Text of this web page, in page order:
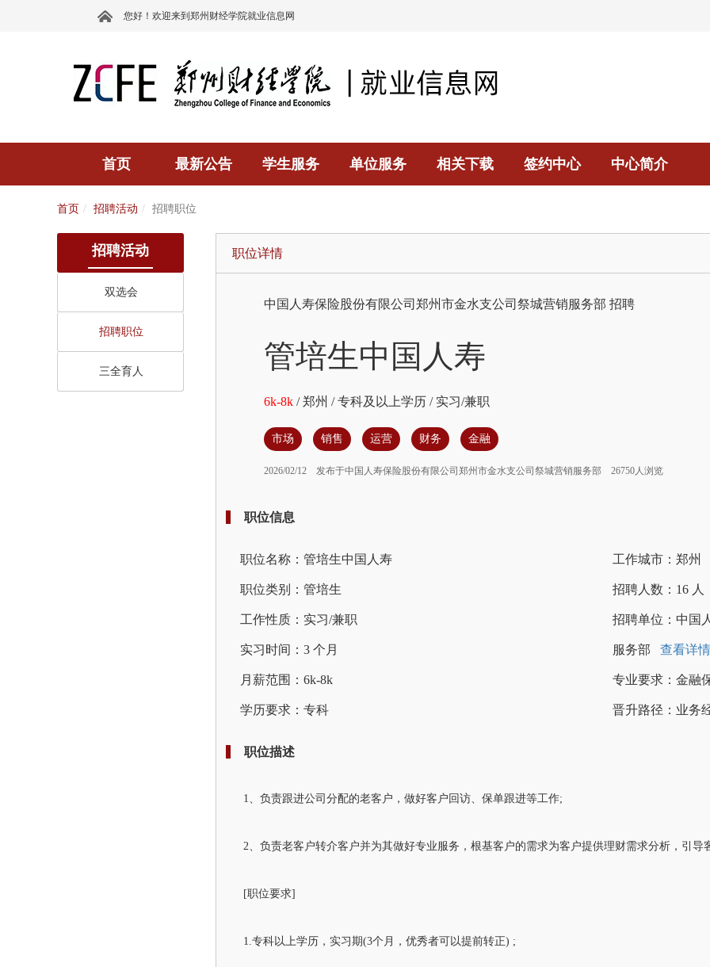
您好！欢迎来到郑州财经学院就业信息网
首页 最新公告 学生服务 单位服务 相关下载 签约中心 中心简介
首页 招聘活动 招聘职位
招聘活动
双选会
招聘职位
三全育人
职位详情
中国人寿保险股份有限公司郑州市金水支公司祭城营销服务部 招聘
管培生中国人寿
6k-8k /郑州 /专科及以上学历 / 实习/兼职
市场 销售 运营 财务 金融
2026/02/12 发布于中国人寿保险股份有限公司郑州市金水支公司祭城营销服务部 26750人浏览
职位信息
职位名称：管培生中国人寿
职位类别：管培生
工作性质：实习/兼职
实习时间：3 个月
月薪范围：6k-8k
学历要求：专科
工作城市：郑州
招聘人数：16 人
招聘单位：中国
服务部 查看详情
专业要求：金融
晋升路径：业务
职位描述
1、负责跟进公司分配的老客户，做好客户回访、保单跟进等工作;
2、负责老客户转介客户并为其做好专业服务，根基客户的需求为客户提供理财需求分析，引导
[职位要求]
1.专科以上学历，实习期(3个月，优秀者可以提前转正) ;